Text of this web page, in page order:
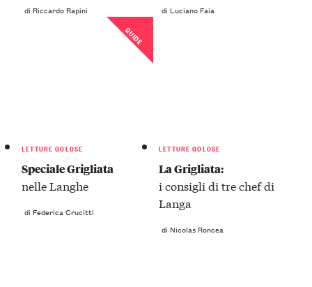
di Riccardo Rapini di Luciano Faia
GUIDE
LETTURE GOLOSE
Speciale Grigliata
nelle Langhe
di Federica Crucitti
LETTURE GOLOSE
La Grigliata:
i consigli di tre chef di
Langa
di Nicolas Roncea